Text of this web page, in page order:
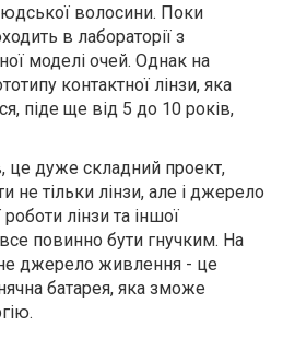
волосини. Поки
в лабораторії з
моделі очей. Однак на
контактної лінзи, яка
піде ще від 5 до 10 років,
це дуже складний проект,
не тільки лінзи, але і джерело
лінзи та іншої
повинно бути гнучким. На
джерело живлення - це
батарея, яка зможе